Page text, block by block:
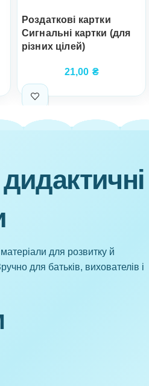
Роздаткові картки
Сигнальні картки (для
різних цілей)
21,00 ₴
для розвитку й
для батьків, вихователів і